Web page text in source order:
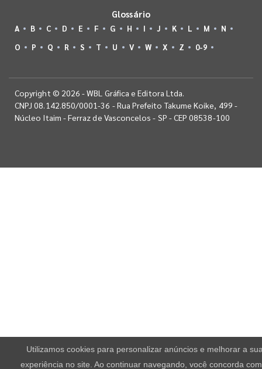
Glossário
A B C D E F G H I J K L M
N
O
P Q R S T U V W X Z 0-9
Copyright © 2026 - WBL Gráfica e Editora Ltda.
CNPJ 08.142.850/0001-36 - Rua Prefeito Takume Koike, 499 -
Núcleo Itaim - Ferraz de Vasconcelos - SP - CEP 08538-100
Utilizamos cookies para personalizar anúncios e melhorar a
experiência no site. Ao continuar navegando, você concorda